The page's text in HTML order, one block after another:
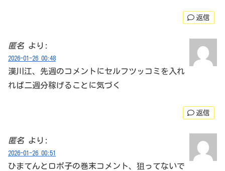
返信
匿名 より:
2026-01-26 00:48
漢川江、先週のコメントにセルフツッコミを入れ
れば二週分稼げることに気づく
返信
匿名 より:
2026-01-26 00:51
ひまてんとロボ子の巻末コメント、狙ってないで